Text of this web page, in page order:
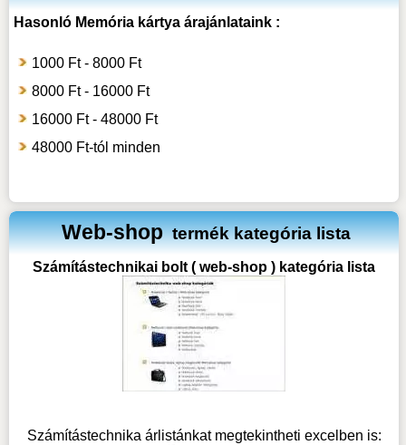
Hasonló Memória kártyaárajánlataink :
1000 Ft - 8000 Ft
8000 Ft - 16000 Ft
16000 Ft - 48000 Ft
48000 Ft-tól minden
Web-shop termék kategória lista
Számítástechnikai bolt ( web-shop ) kategória lista
Számítástechnika árlistánkat megtekintheti excelben is: